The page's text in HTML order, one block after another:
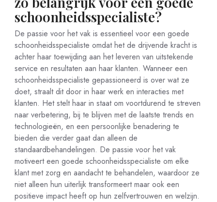
schoonheidsspecialiste?
De passie voor het vak is essentieel voor een goede
schoonheidsspecialiste omdat het de drijvende kracht is
achter haar toewijding aan het leveren van uitstekende
service en resultaten aan haar klanten. Wanneer een
schoonheidsspecialiste gepassioneerd is over wat ze
doet, straalt dit door in haar werk en interacties met
klanten. Het stelt haar in staat om voortdurend te streven
naar verbetering, bij te blijven met de laatste trends en
technologieën, en een persoonlijke benadering te
bieden die verder gaat dan alleen de
standaardbehandelingen. De passie voor het vak
motiveert een goede schoonheidsspecialiste om elke
klant met zorg en aandacht te behandelen, waardoor ze
niet alleen hun uiterlijk transformeert maar ook een
positieve impact heeft op hun zelfvertrouwen en welzijn.